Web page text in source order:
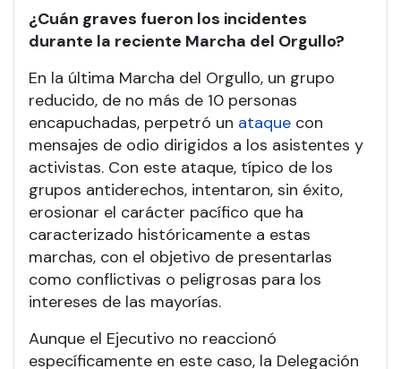
¿Cuán graves fueron los incidentes
durante la reciente Marcha del Orgullo?
En la última Marcha del Orgullo, un grupo
reducido, de no más de 10 personas
encapuchadas, perpetró un ataque con
mensajes de odio dirigidos a los asistentes y
activistas. Con este ataque, típico de los
grupos antiderechos, intentaron, sin éxito,
erosionar el carácter pacífico que ha
caracterizado históricamente a estas
marchas, con el objetivo de presentarlas
como conflictivas o peligrosas para los
intereses de las mayorías.
Aunque el Ejecutivo no reaccionó
específicamente en este caso, la Delegación